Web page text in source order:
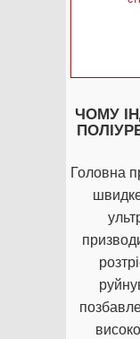
ЧОМУ
Головна